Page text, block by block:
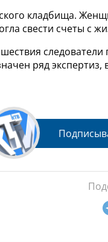
кладбища.
свести счеты с
ряд